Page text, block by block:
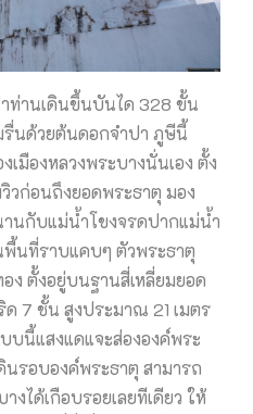
ท่านเดินขึ้นบันได 328 ขั้น
รื่นด้วยต้นดอกจำปา ภูษีนี้
เมืองหลวงพระบางนั่นเอง ตั้ง
วก่อนถึงยอดพระธาตุ มอง
านกับแม่น้ำโขงจรดปากแม่น้ำ
นที่ราบแคบๆ ตัวพระธาตุ
ง ตั้งอยู่บนฐานสี่เหลี่ยมยอด
7 ชั้น สูงประมาณ 21 เมตร
บนี้แสงแดแจะส่ององค์พระ
นรอบองค์พระธาตุ สามารถ
งได้เกือบรอยเลยทีเดียว ให้